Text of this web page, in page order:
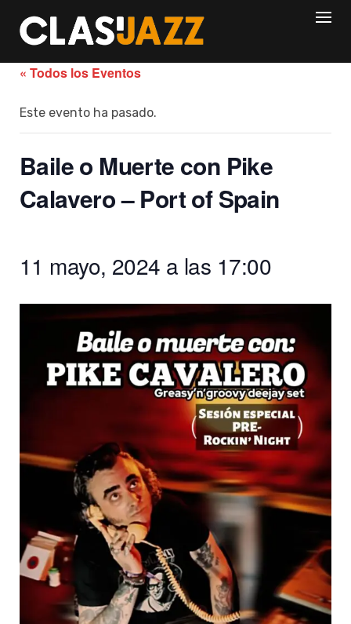
content
« Todos los Eventos
Este evento ha pasado.
Baile o Muerte con Pike
Calavero – Port of Spain
11 mayo, 2024 a las 17:00